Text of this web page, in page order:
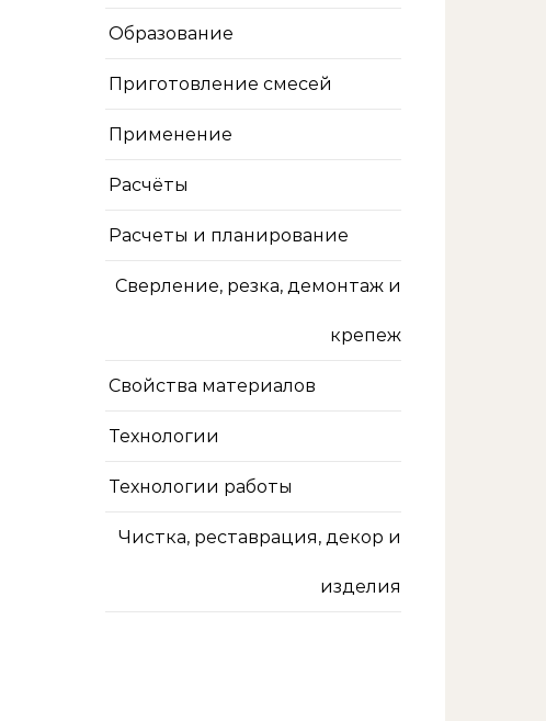
Образование
Приготовление смесей
Применение
Расчёты
Расчеты и планирование
Сверление, резка, демонтаж и
крепеж
Свойства материалов
Технологии
Технологии работы
Чистка, реставрация, декор и
изделия